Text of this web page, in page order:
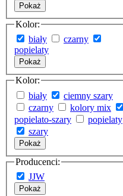
Pokaż
Kolor:
biały
czarny
popielaty
Pokaż
Kolor:
biały
ciemny szary
czarny
kolory mix
popielato-szary
popielaty
szary
Pokaż
Producenci:
JJW
Pokaż